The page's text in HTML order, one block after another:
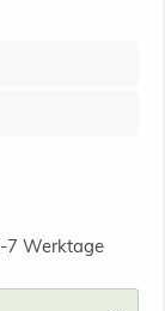
7 Werktage